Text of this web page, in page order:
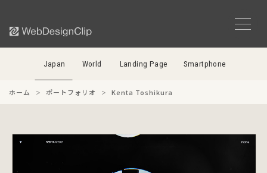
Japan World Landing Page Smartphone
ホーム ポートフォリオ Kenta Toshikura